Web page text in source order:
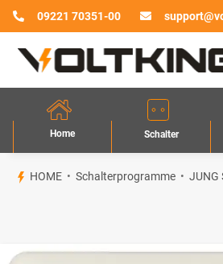
09221 70351-00
Home Schalter
HOME Schalterprogramme JUNG